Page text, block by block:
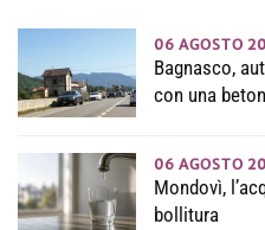
06 AGOSTO
Bagnasco,
con una
06 AGOSTO
Mondovì,
bollitura